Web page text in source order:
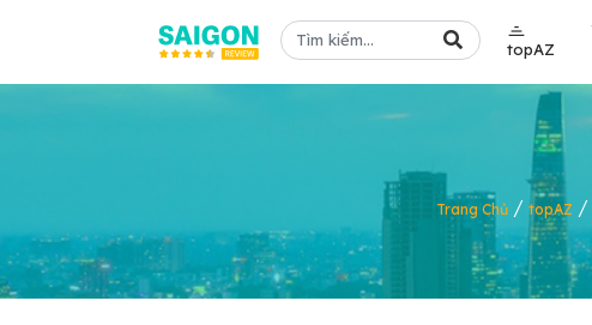
topAZ
Trang Chủ/ topAZ /